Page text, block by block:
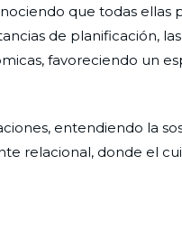
que todas
de planificación,
favoreciendo un
entendiendo la
relacional, donde el